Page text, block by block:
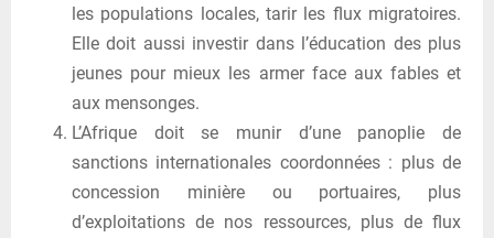
les populations locales, tarir les flux migratoires.
Elle doit aussi investir dans l’éducation des plus
jeunes pour mieux les armer face aux fables et
aux mensonges.
L’Afrique doit se munir d’une panoplie de
sanctions internationales coordonnées : plus de
concession minière ou portuaires, plus
d’exploitations de nos ressources, plus de flux